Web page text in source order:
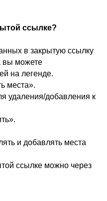
ссылке?
в закрытую ссылку
вы можете
на легенде.
места».
удаления/добавления к
и добавлять места
ссылке можно через